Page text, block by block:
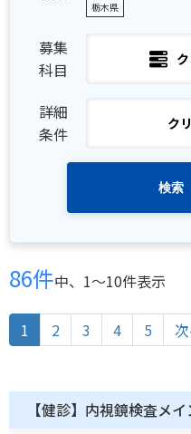
栃木県
募集
科目
詳細
条件
ク
検索
86件中、1〜10件表示
1 2 3 4 5
【健診】内視鏡検査メ